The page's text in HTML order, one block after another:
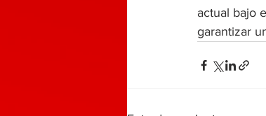
actual bajo
garantizar